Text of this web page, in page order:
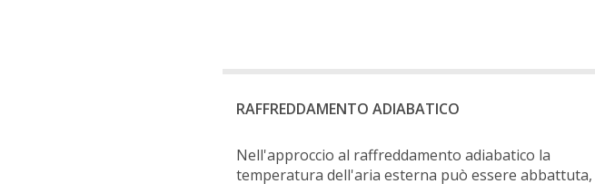
RAFFREDDAMENTO ADIABATICO
Nell'approccio al raffreddamento adiabatico la
temperatura dell'aria esterna può essere abbattuta,